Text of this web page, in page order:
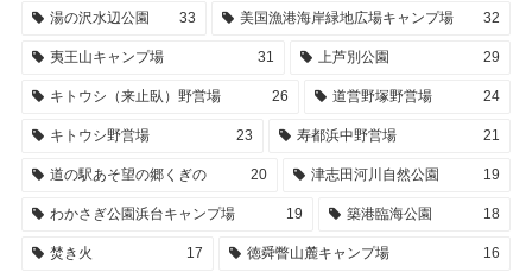
湯の沢水辺公園 33 美国漁港海岸緑地広場キャンプ場 32
夷王山キャンプ場 31 上芦別公園 29
キトウシ（来止臥）野営場 26 道営野塚野営場 24
キトウシ野営場 23 寿都浜中野営場 21
道の駅あそ望の郷くぎの 20 津志田河川自然公園 19
わかさぎ公園浜台キャンプ場 19 築港臨海公園 18
焚き火 17 徳舜瞥山麓キャンプ場 16